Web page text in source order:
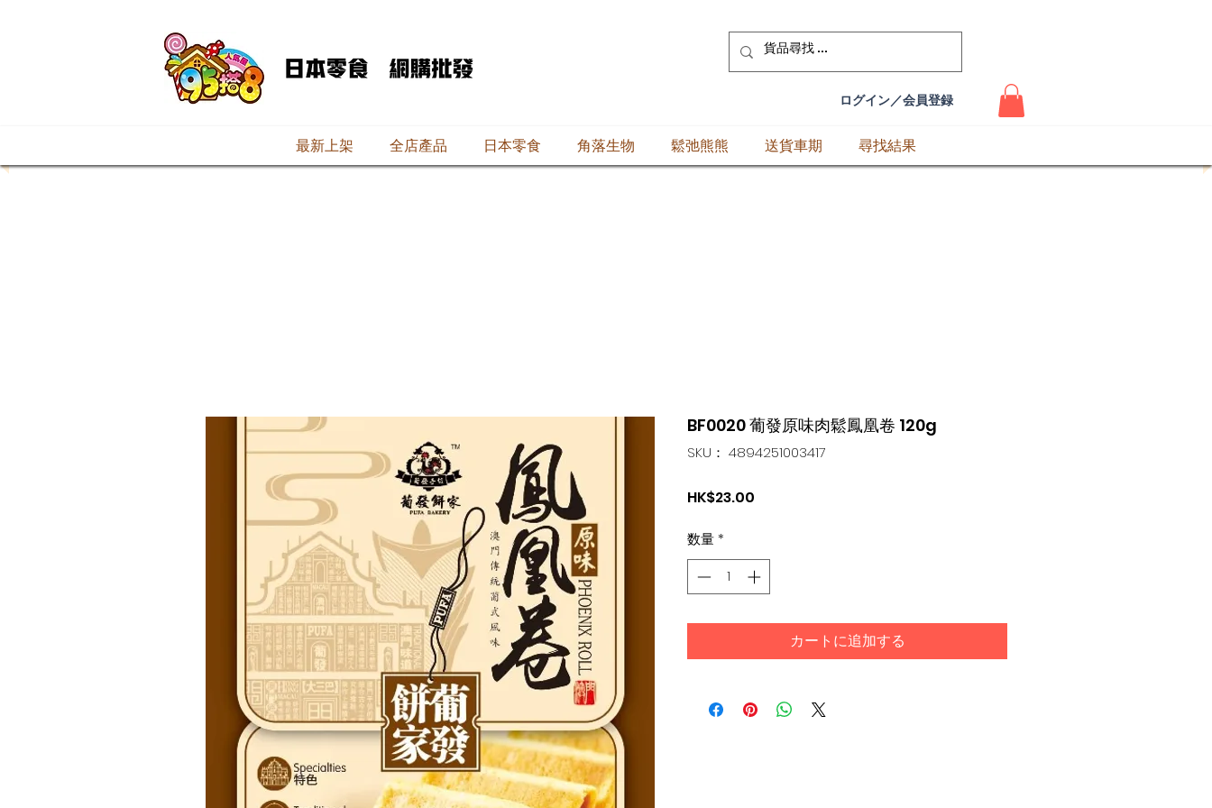
ログイン／会員登録
最新上架 全店產品 日本零食 角落生物 鬆弛熊熊 送貨車期 尋找結果
BF0020 葡發原味肉鬆鳳凰卷 120g
SKU： 4894251003417
HK$23.00
数量*
カートに追加する